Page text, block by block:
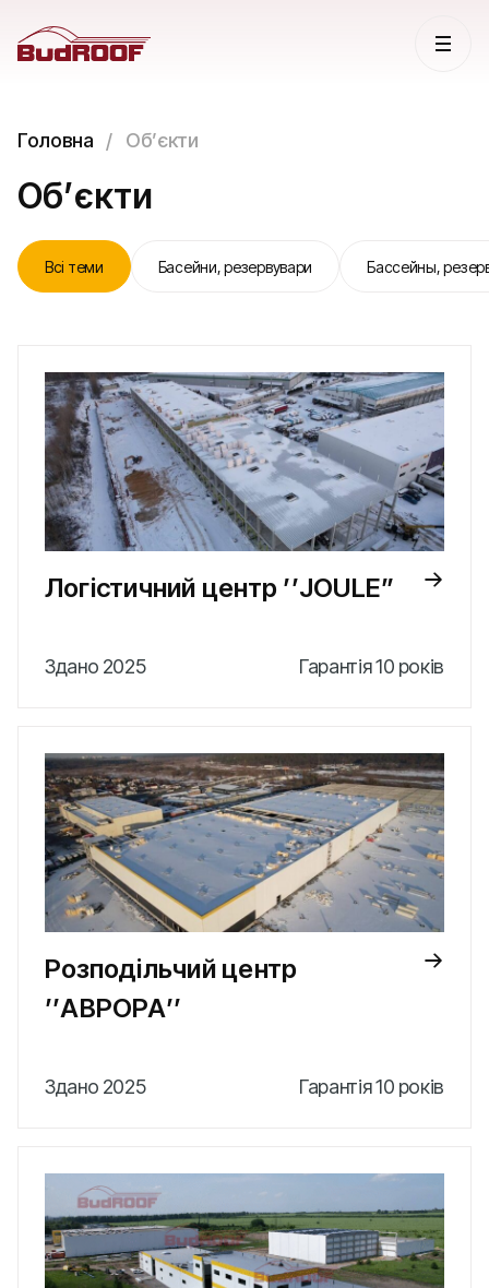
Головна Обʼєкти
Обʼєкти
Всі теми Басейни, резервувари Бассейны,
Логістичний центр ʼʼJOULE”
Здано 2025 Гарантія 10 років
Розподільчий центр
ʼʼАВРОРАʼʼ
Здано 2025 Гарантія 10 років